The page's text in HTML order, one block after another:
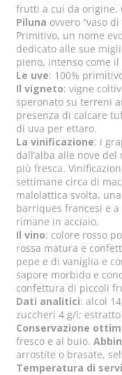
frutti a cui da origine.
Piluna ovvero “vaso
Primitivo, un nome
dedicato alle sue
pieno, intenso come
Le uve: 100%
Il vigneto: vigne
speronato su terreni
presenza di calcare
di uva per ettaro.
La vinificazione: i
dall’alba alle nove
più fresca.
settimane circa di
malolattica svolta,
barriques francesi e
rimane in acciaio.
Il vino: colore rosso
rossa matura e
pepe e di vaniglia e
sapore morbido e
confettura di piccoli
Dati analitici: alcol
zuccheri 4 g/l;
Conservazione
fresco e al buio.
arrostite o brasate,
Temperatura di